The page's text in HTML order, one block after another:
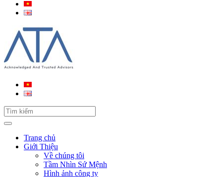
Trang chủ
Giới Thiệu
Về chúng tôi
Tầm Nhìn Sứ Mệnh
Hình ảnh công ty